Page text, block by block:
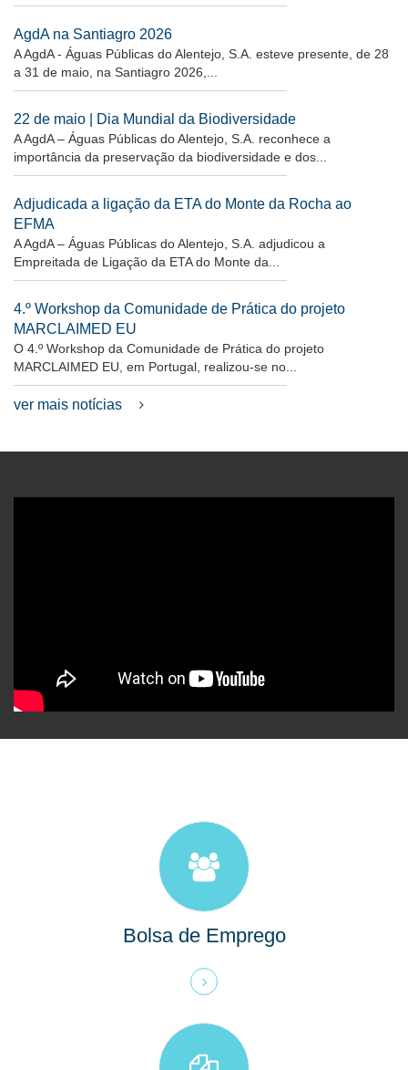
AgdA na Santiagro 2026
A AgdA - Águas Públicas do Alentejo, S.A. esteve presente, de 28
a 31 de maio, na Santiagro 2026,...
22 de maio | Dia Mundial da Biodiversidade
A AgdA – Águas Públicas do Alentejo, S.A. reconhece a
importância da preservação da biodiversidade e dos...
Adjudicada a ligação da ETA do Monte da Rocha ao
EFMA
A AgdA – Águas Públicas do Alentejo, S.A. adjudicou a
Empreitada de Ligação da ETA do Monte da...
4.º Workshop da Comunidade de Prática do projeto
MARCLAIMED EU
O 4.º Workshop da Comunidade de Prática do projeto
MARCLAIMED EU, em Portugal, realizou-se no...
ver mais notícias
Bolsa de Emprego